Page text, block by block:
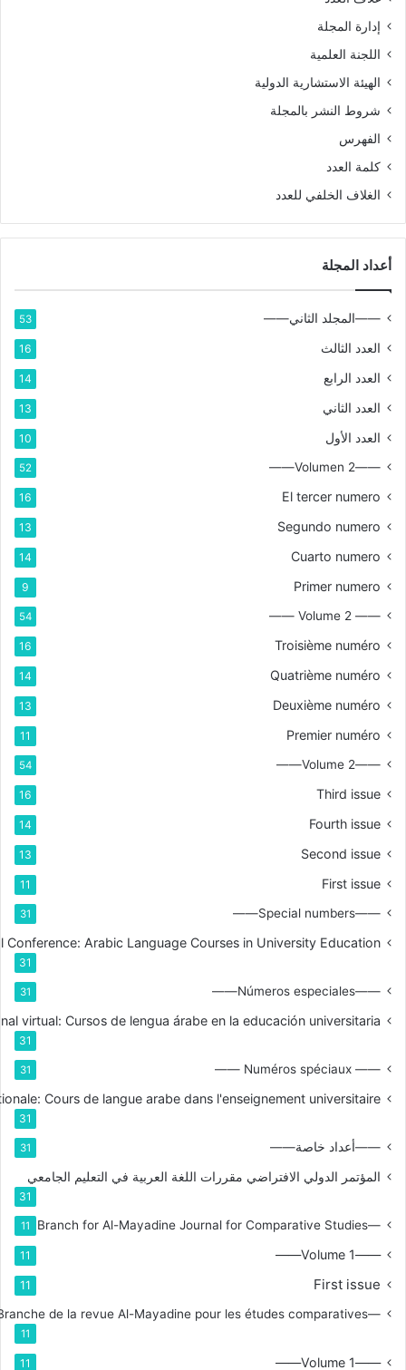
إدارة المجلة
اللجنة العلمية
الهيئة الاستشارية الدولية
شروط النشر بالمجلة
الفهرس
كلمة العدد
الغلاف الخلفي للعدد
أعداد المجلة
——المجلد الثاني—— 53
العدد الثالث 16
العدد الرابع 14
العدد الثاني 13
العدد الأول 10
——Volumen 2——
52
El tercer numero
16
Segundo numero
13
Cuarto numero
14
Primer numero
9
—— Volume 2 ——
54
Troisième numéro
16
Quatrième numéro
14
Deuxième numéro
13
Premier numéro
11
——Volume 2——
54
Third issue
16
Fourth issue
14
Second issue
13
First issue
11
——Special numbers——
31
Conference: Arabic Language Courses in University Education
31
——Números especiales——
31
virtual: Cursos de lengua árabe en la educación universitaria
31
—— Numéros spéciaux ——
31
Cours de langue arabe dans l'enseignement universitaire
31
——أعداد خاصة—— 31
المؤتمر الدولي الافتراضي مقررات اللغة العربية في التعليم الجامعي
31
—Branch for Al-Mayadine Journal for Comparative Studies
11
——Volume 1——
11
First issue
11
—Branche de la revue Al-Mayadine pour les études comparatives
11
——Volume 1——
11